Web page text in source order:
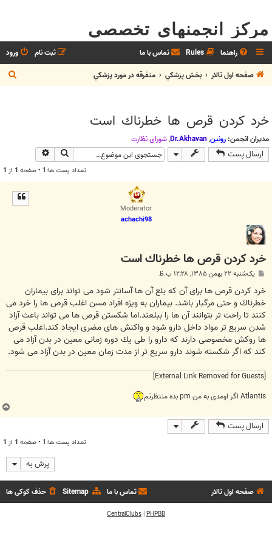
مرکز انجمنهای تخصصی
راهنما Rules تماس با ما ورود
ثبت نام
صفحه اول تالار
بخش پزشکي متفرقه در مورد پزشکي
س
خرد كردن قرص ها خطرناك است
مدیران انجمن: رونین,
Dr.Akhavan
,شوراي نظارت
ارسال پست جستجو
تعداد پست ها:1 • صفحه 1 از 1
Moderator
achachi98
خرد كردن قرص ها خطرناك است
ت
یک‌شنبه ۲۲ بهمن ۱۳۸۵, ۱۲:۲۸ ب.ظ
خرد كردن قرص ها برای آن كه بلع آن ها آسانتر شود می تواند برای بیماران
خطرناك و حتی مرگبار باشد. بیماران به ویژه افراد مسن اغلب قرص ها را خرد می
كنند تا راحت تر بتوانند آن ها را ببلعند.اما شكستن قرص ها می تواند باعث آزاد
شدن سریع تر مواد داخل دارو شود و واكنش های مضری ایجاد كند.اغلب قرص
ها روكش مخصوصی دارند كه دارو را طی یك دوره زمانی معین در بدن آزاد می
كند كه اگر شكسته شوند دارو سریع تر از مدت زمان معین در بدن آزاد می شود.
[External Link Removed for Guests]
Atlantis اگر اومدی به من pm بده منتظرتم
ارسال پست
تعداد پست ها:1 • صفحه 1 از 1
پرش به
صفحه اول تالار حذف کوکی ها Sitemap تماس با ما
PHPBB
|
CentralClubs